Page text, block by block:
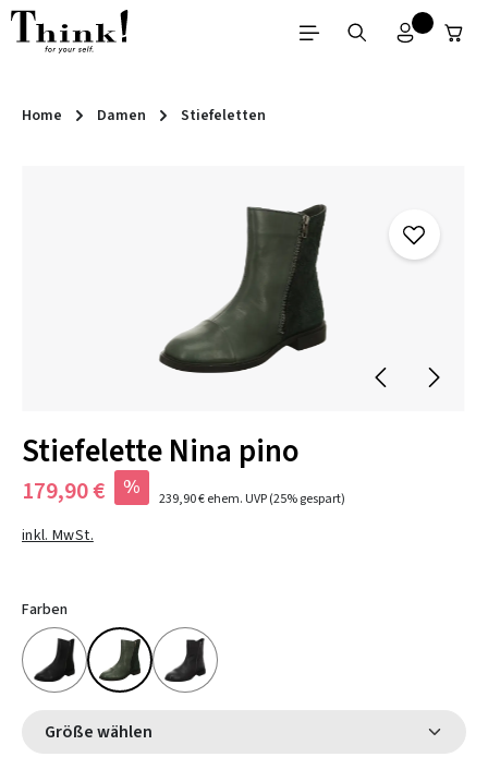
Zum Hauptinhalt springen
Home Damen Stiefeletten
Stiefelette Nina pino
179,90 € % 239,90 €ehem. UVP(25% gespart)
inkl. MwSt.
Farben
Größe wählen